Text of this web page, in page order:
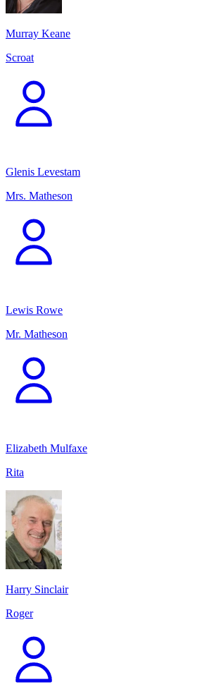
Murray Keane
Scroat
Glenis Levestam
Mrs. Matheson
Lewis Rowe
Mr. Matheson
Elizabeth Mulfaxe
Rita
Harry Sinclair
Roger